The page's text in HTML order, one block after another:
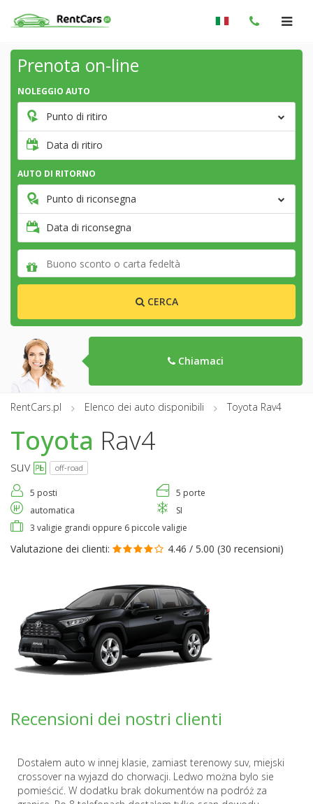
Prenota on-line
NOLEGGIO AUTO
Punto di ritiro
Data di ritiro
AUTO DI RITORNO
Punto di riconsegna
Data di riconsegna
CERCA
Chiamaci
RentCars.pl Elenco dei auto disponibili Toyota Rav4
Toyota Rav4
suv off-road
5 posti
5 porte
automatica
SI
3 valigie grandi oppure 6 piccole valigie
Valutazione dei clienti: 4.46 / 5.00 (30 recensioni)
Recensioni dei nostri clienti
Dostałem auto w innej klasie, zamiast terenowy suv, miejski
crossover na wyjazd do chorwacji. Ledwo można bylo sie
pomieścić. W dodatku brak dokumentów na podróż za